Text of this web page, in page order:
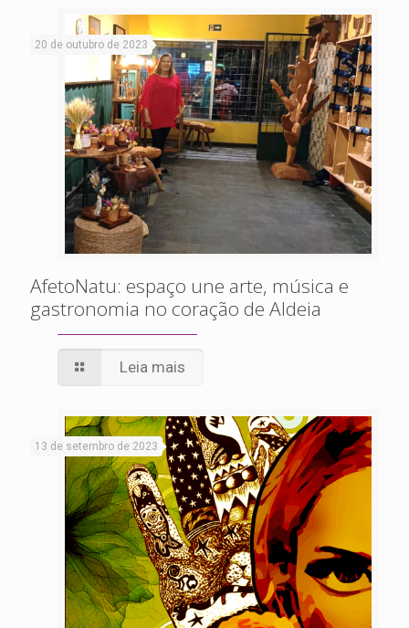
20 de outubro de 2023
AfetoNatu: espaço une arte, música e
gastronomia no coração de Aldeia
Leia mais
13 de setembro de 2023